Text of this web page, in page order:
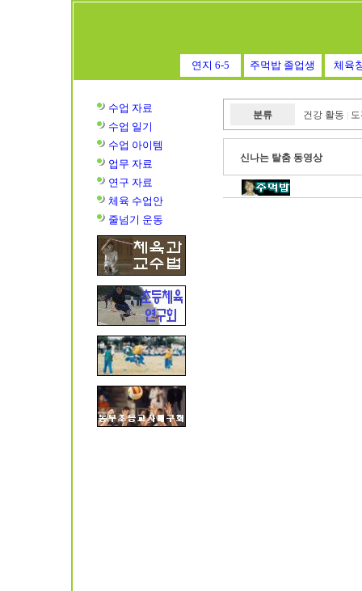
연지 6-5 주먹밥 졸업생 체육
수업 자료
수업 일기
수업 아이템
업무 자료
연구 자료
체육 수업안
줄넘기 운동
분류 건강 활동
신나는 탈춤 동영상